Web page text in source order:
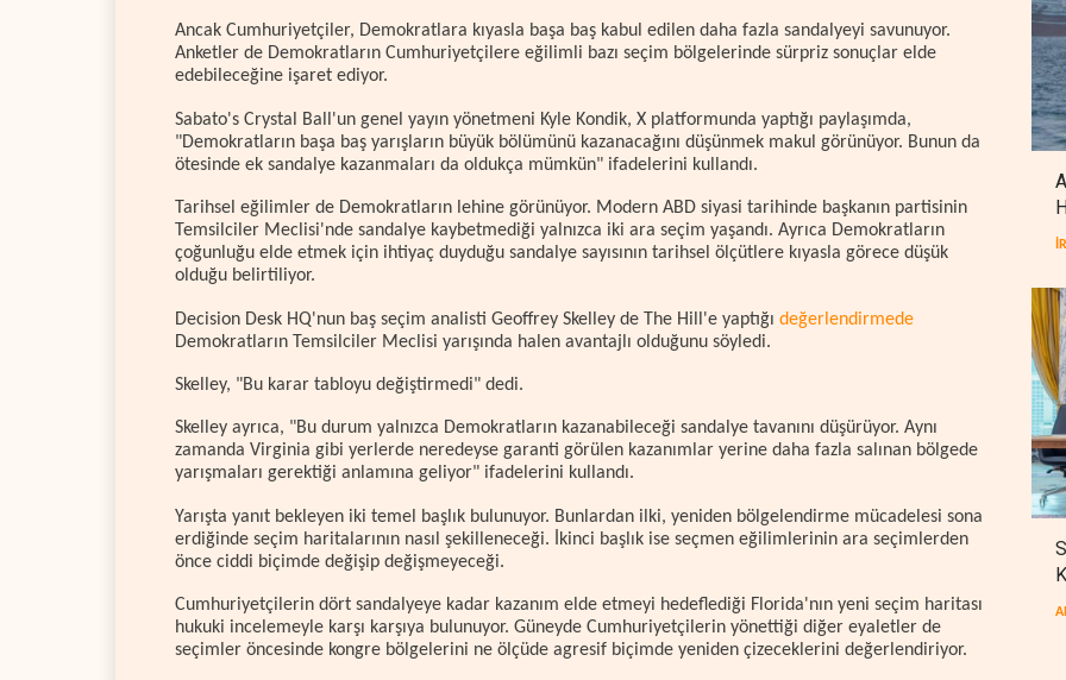
Ancak Cumhuriyetçiler, Demokratlara kıyasla başa baş kabul edilen daha fazla sandalyeyi savunuyor.
Anketler de Demokratların Cumhuriyetçilere eğilimli bazı seçim bölgelerinde sürpriz sonuçlar elde
edebileceğine işaret ediyor.
Sabato's Crystal Ball'un genel yayın yönetmeni Kyle Kondik, X platformunda yaptığı paylaşımda,
"Demokratların başa baş yarışların büyük bölümünü kazanacağını düşünmek makul görünüyor. Bunun da
ötesinde ek sandalye kazanmaları da oldukça mümkün" ifadelerini kullandı.
Tarihsel eğilimler de Demokratların lehine görünüyor. Modern ABD siyasi tarihinde başkanın partisinin
Temsilciler Meclisi'nde sandalye kaybetmediği yalnızca iki ara seçim yaşandı. Ayrıca Demokratların
çoğunluğu elde etmek için ihtiyaç duyduğu sandalye sayısının tarihsel ölçütlere kıyasla görece düşük
olduğu belirtiliyor.
Decision Desk HQ'nun baş seçim analisti Geoffrey Skelley de The Hill'e yaptığı değerlendirmede
Demokratların Temsilciler Meclisi yarışında halen avantajlı olduğunu söyledi.
Skelley, "Bu karar tabloyu değiştirmedi" dedi.
Skelley ayrıca, "Bu durum yalnızca Demokratların kazanabileceği sandalye tavanını düşürüyor. Aynı
zamanda Virginia gibi yerlerde neredeyse garanti görülen kazanımlar yerine daha fazla salınan bölgede
yarışmaları gerektiği anlamına geliyor" ifadelerini kullandı.
Yarışta yanıt bekleyen iki temel başlık bulunuyor. Bunlardan ilki, yeniden bölgelendirme mücadelesi sona
erdiğinde seçim haritalarının nasıl şekilleneceği. İkinci başlık ise seçmen eğilimlerinin ara seçimlerden
önce ciddi biçimde değişip değişmeyeceği.
Cumhuriyetçilerin dört sandalyeye kadar kazanım elde etmeyi hedeflediği Florida'nın yeni seçim haritası
hukuki incelemeyle karşı karşıya bulunuyor. Güneyde Cumhuriyetçilerin yönettiği diğer eyaletler de
seçimler öncesinde kongre bölgelerini ne ölçüde agresif biçimde yeniden çizeceklerini değerlendiriyor.